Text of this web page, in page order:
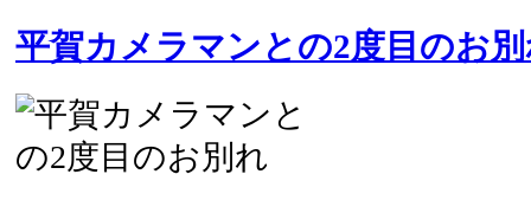
平賀カメラマンとの2度目のお